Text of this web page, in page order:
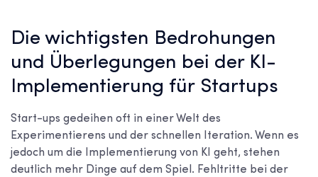
Die wichtigsten Bedrohungen
und Überlegungen bei der KI-
Implementierung für Startups
Start-ups gedeihen oft in einer Welt des
Experimentierens und der schnellen Iteration. Wenn es
jedoch um die Implementierung von KI geht, stehen
deutlich mehr Dinge auf dem Spiel. Fehltritte bei der